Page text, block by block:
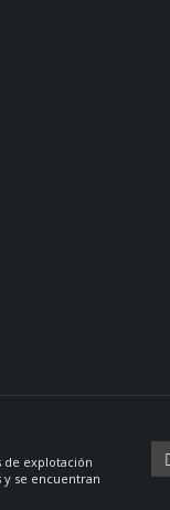
de explotación
se encuentran